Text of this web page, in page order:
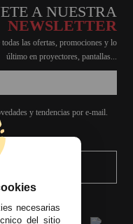
A NUESTRA
NEWSLETTER
todas las ofertas, promociones y lo
último en proyectores, pantallas...
y tendencias por e-mail.
necesarias
del sitio